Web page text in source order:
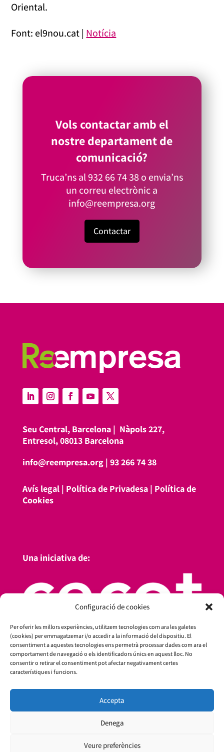
Configuració de cookies
Per oferir les millors experiències, utilitzem tecnologies com ara les galetes
(cookies) per emmagatzemar i/o accedir a la informació del dispositiu. El
consentiment a aquestes tecnologies ens permetrà processar dades com ara el
comportament de navegació o els identificadors únics en aquest lloc. No
consentir o retirar el consentiment pot afectar negativament certes
característiques i funcions.
Accepta
Denega
Veure preferències
Oriental.
Font: el9nou.cat | Notícia
Vols contactar amb el
nostre departament de
comunicació?
Truca’ns al932 66 74 38o envia’ns
un correu electrònic a
info@reempresa.org
Contactar
Seu Central, Barcelona | Nàpols 227,
Entresol, 08013 Barcelona
info@reempresa.org| 93 266 74 38
Avís legal| Política de Privadesa| Política de
Cookies
Una iniciativa de: